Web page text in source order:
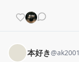
本好き@ak2001